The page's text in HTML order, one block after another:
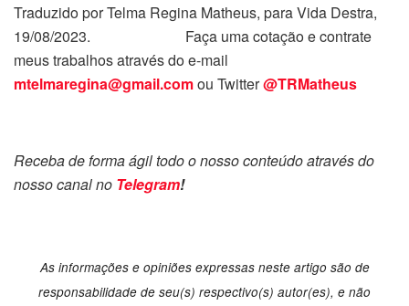
Traduzido por Telma Regina Matheus, para Vida Destra,
19/08/2023. Faça uma cotação e contrate
meus trabalhos através do e-mail
mtelmaregina@gmail.comou Twitter@TRMatheus
Receba de forma ágil todo o nosso conteúdo através do
nosso canal no Telegram!
As informações e opiniões expressas neste artigo são de
responsabilidade de seu(s) respectivo(s) autor(es), e não